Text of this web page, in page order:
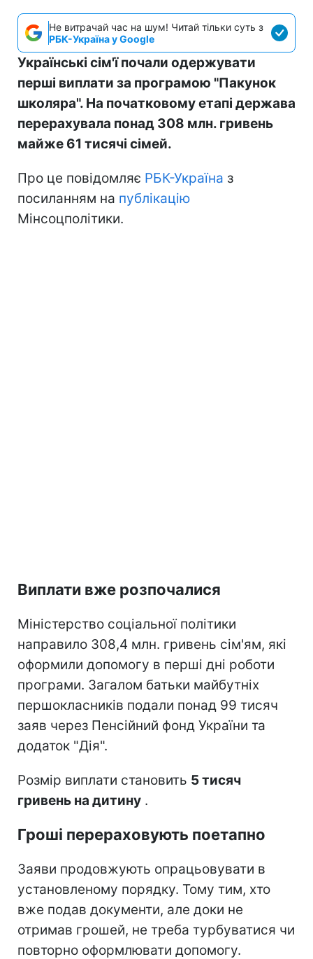
Не витрачай час на шум! Читай тільки суть з
РБК-Україна у Google
Українські сім'ї почали одержувати
перші виплати за програмою "Пакунок
школяра". На початковому етапі держава
перерахувала понад 308 млн. гривень
майже 61 тисячі сімей.
Про це повідомляє РБК-Україна з
посиланням на публікацію
Мінсоцполітики.
Виплати вже розпочалися
Міністерство соціальної політики
направило 308,4 млн. гривень сім'ям, які
оформили допомогу в перші дні роботи
програми. Загалом батьки майбутніх
першокласників подали понад 99 тисяч
заяв через Пенсійний фонд України та
додаток "Дія".
Розмір виплати становить 5 тисяч
гривень на дитину .
Гроші перераховують поетапно
Заяви продовжують опрацьовувати в
установленому порядку. Тому тим, хто
вже подав документи, але доки не
отримав грошей, не треба турбуватися чи
повторно оформлювати допомогу.